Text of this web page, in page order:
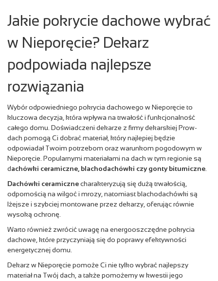
Jakie pokrycie dachowe wybrać
w Nieporęcie? Dekarz
podpowiada najlepsze
rozwiązania
Wybór odpowiedniego pokrycia dachowego w Nieporęcie to
kluczowa decyzja, która wpływa na trwałość i funkcjonalność
całego domu. Doświadczeni dekarze z firmy dekarskiej Prow-
dach pomogą Ci dobrać materiał, który najlepiej będzie
odpowiadał Twoim potrzebom oraz warunkom pogodowym w
Nieporęcie. Popularnymi materiałami na dach w tym regionie są
dachówki ceramiczne, blachodachówki czy gonty bitumiczne
Dachówki ceramicznecharakteryzują się dużą trwałością,
odpornością na wilgoć i mrozy, natomiast blachodachówki są
lżejsze i szybciej montowane przez dekarzy, oferując równie
wysoką ochronę.
Warto również zwrócić uwagę na energooszczędne pokrycia
dachowe, które przyczyniają się do poprawy efektywności
energetycznej domu.
Dekarz w Nieporęcie pomoże Ci nie tylko wybrać najlepszy
materiał na Twój dach, a także pomożemy w kwestii jego